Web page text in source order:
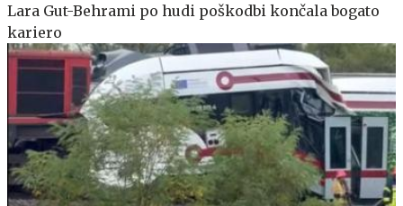
Lara Gut-Behrami po hudi poškodbi končala bogato
kariero